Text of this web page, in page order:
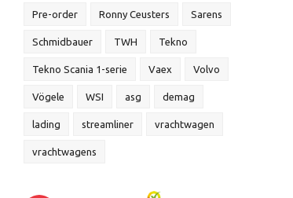
Pre-order Ronny Ceusters Sarens
Schmidbauer TWH Tekno
Tekno Scania 1-serie Vaex Volvo
Vögele WSI asg demag
lading streamliner vrachtwagen
vrachtwagens